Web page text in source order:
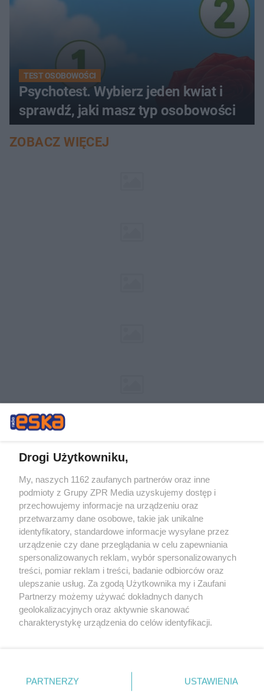
TEST OSOBOWOŚCI
Psychotest. Wybierz jeden kwiat i
sprawdź, jaki masz typ osobowości
ZOBACZ WIĘCEJ
Żaden utwór zamieszczony w serwisie nie może być powielany i
rozpowszechniany lub dalej rozpowszechniany w jakikolwiek sposób (w
tym także elektroniczny lub mechaniczny) na jakimkolwiek polu
eksploatacji w jakiejkolwiek formie, włącznie z umieszczaniem w
Internecie bez pisemnej zgody właściciela praw. Jakiekolwiek użycie lub
wykorzystanie utworów w całości lub w części z naruszeniem prawa,
tzn. bez właściwej zgody, jest zabronione pod groźbą kary i może być
ścigane prawnie.
Drogi Użytkowniku,
My, naszych 1162 zaufanych partnerów oraz inne
podmioty z Grupy ZPR Media uzyskujemy dostęp i
przechowujemy informacje na urządzeniu oraz
przetwarzamy dane osobowe, takie jak unikalne
identyfikatory, standardowe informacje wysyłane przez
urządzenie czy dane przeglądania w celu zapewniania
spersonalizowanych reklam, wybór spersonalizowanych
treści, pomiar reklam i treści, badanie odbiorców oraz
ulepszanie usług. Za zgodą Użytkownika my i Zaufani
Partnerzy możemy używać dokładnych danych
geolokalizacyjnych oraz aktywnie skanować
charakterystykę urządzenia do celów identyfikacji.
zmienić/wycofać klikając przycisk ustawień prywatności
znajdujący się w lewym dolnym rogu strony
PARTNERZY USTAWIENIA